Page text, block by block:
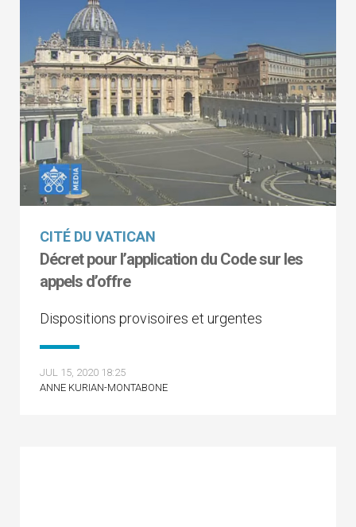
CITÉ DU VATICAN
Décret pour l’application du Code sur les
appels d’offre
Dispositions provisoires et urgentes
JUL 15, 2020 18:25
ANNE KURIAN-MONTABONE